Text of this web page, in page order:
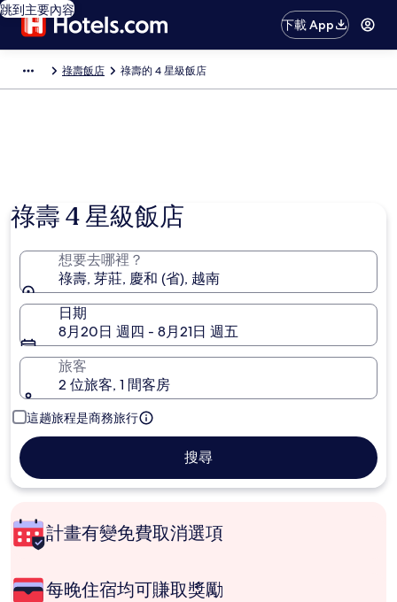
跳到主要內容
下載 App
祿壽飯店 祿壽的 4 星級飯店
祿壽 4 星級飯店
想要去哪裡？
祿壽, 芽莊, 慶和 (省), 越南
日期
8月20日 週四 - 8月21日 週五
旅客
2 位旅客, 1 間客房
這趟旅程是商務旅行
搜尋
計畫有變免費取消選項
每晚住宿均可賺取獎勵